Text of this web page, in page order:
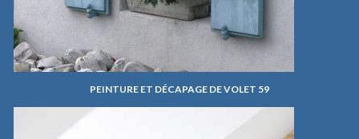
PEINTURE ET DÉCAPAGE DE VOLET 59